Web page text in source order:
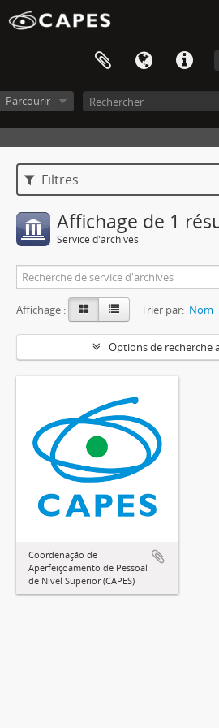
Parcourir
Filtres
Affichage de 1
Service d'archives
Affichage : Trier par: Nom
Options de recherche
Coordenação de
Aperfeiçoamento de Pessoal
de Nível Superior (CAPES)